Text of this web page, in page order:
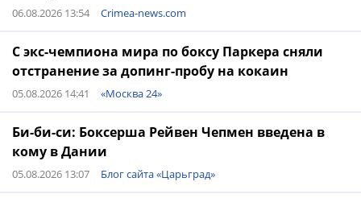
06.08.2026 13:54 Crimea-news.com
С экс-чемпиона мира по боксу Паркера сняли
отстранение за допинг-пробу на кокаин
05.08.2026 14:41 «Москва 24»
Би-би-си: Боксерша Рейвен Чепмен введена в
кому в Дании
05.08.2026 13:07 Блог сайта «Царьград»